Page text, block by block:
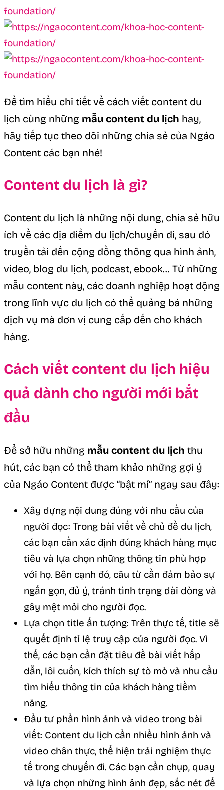
Để tìm hiểu chi tiết về cách viết content du
lịch cùng những mẫu content du lịch hay,
hãy tiếp tục theo dõi những chia sẻ của Ngáo
Content các bạn nhé!
Content du lịch là gì?
Content du lịch là những nội dung, chia sẻ hữu
ích về các địa điểm du lịch/chuyến đi, sau đó
truyền tải đến cộng đồng thông qua hình ảnh,
video, blog du lịch, podcast, ebook… Từ những
mẫu content này, các doanh nghiệp hoạt động
trong lĩnh vực du lịch có thể quảng bá những
dịch vụ mà đơn vị cung cấp đến cho khách
hàng.
Cách viết content du lịch hiệu
quả dành cho người mới bắt
đầu
Để sở hữu những mẫu content du lịch thu
hút, các bạn có thể tham khảo những gợi ý
của Ngáo Content được “bật mí” ngay sau đây:
Xây dựng nội dung đúng với nhu cầu của
người đọc: Trong bài viết về chủ đề du lịch,
các bạn cần xác định đúng khách hàng mục
tiêu và lựa chọn những thông tin phù hợp
với họ. Bên cạnh đó, câu từ cần đảm bảo sự
ngắn gọn, đủ ý, tránh tình trạng dài dòng và
gây mệt mỏi cho người đọc.
Lựa chọn title ấn tượng: Trên thực tế, title sẽ
quyết định tỉ lệ truy cập của người đọc. Vì
thế, các bạn cần đặt tiêu đề bài viết hấp
dẫn, lôi cuốn, kích thích sự tò mò và nhu cầu
tìm hiểu thông tin của khách hàng tiềm
năng.
Đầu tư phần hình ảnh và video trong bài
viết: Content du lịch cần nhiều hình ảnh và
video chân thực, thể hiện trải nghiệm thực
tế trong chuyến đi. Các bạn cần chụp, quay
và lựa chọn những hình ảnh đẹp, sắc nét để